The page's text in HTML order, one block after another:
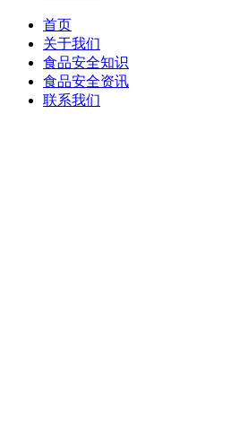
首页
关于我们
食品安全知识
食品安全资讯
联系我们